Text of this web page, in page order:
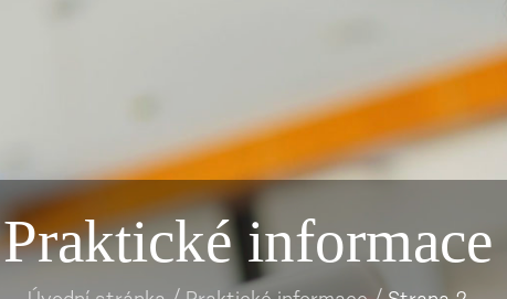
Praktické informace